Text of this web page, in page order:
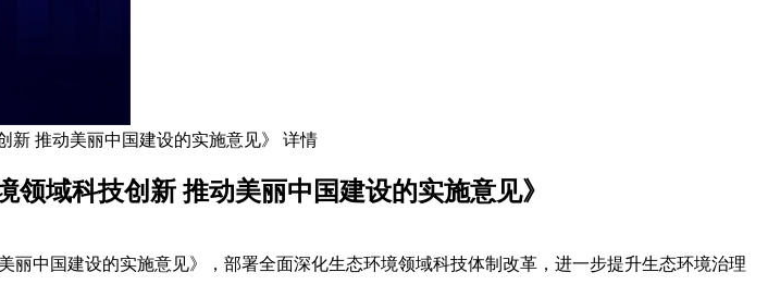
新 推动美丽中国建设的实施意见》 详情
域科技创新 推动美丽中国建设的实施意见》
国建设的实施意见》，部署全面深化生态环境领域科技体制改革，进一步提升生态环境治理